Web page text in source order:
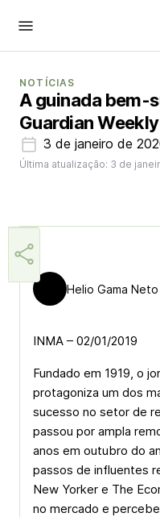
NOTÍCIAS
A guinada bem-
Guardian
3 de janeiro de
Última atualização: 3 de
Helio Gama Neto
INMA – 02/01/2019
Fundado em 1919, o
protagoniza um dos
sucesso no setor de
passou por ampla
anos em outubro do
passos de influentes
New Yorker e The
no mercado e